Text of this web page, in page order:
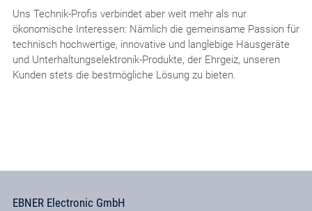
Uns Technik-Profis verbindet aber weit mehr als nur
ökonomische Interessen: Nämlich die gemeinsame Passion für
technisch hochwertige, innovative und langlebige Hausgeräte
und Unterhaltungselektronik-Produkte, der Ehrgeiz, unseren
Kunden stets die bestmögliche Lösung zu bieten.
EBNER Electronic GmbH